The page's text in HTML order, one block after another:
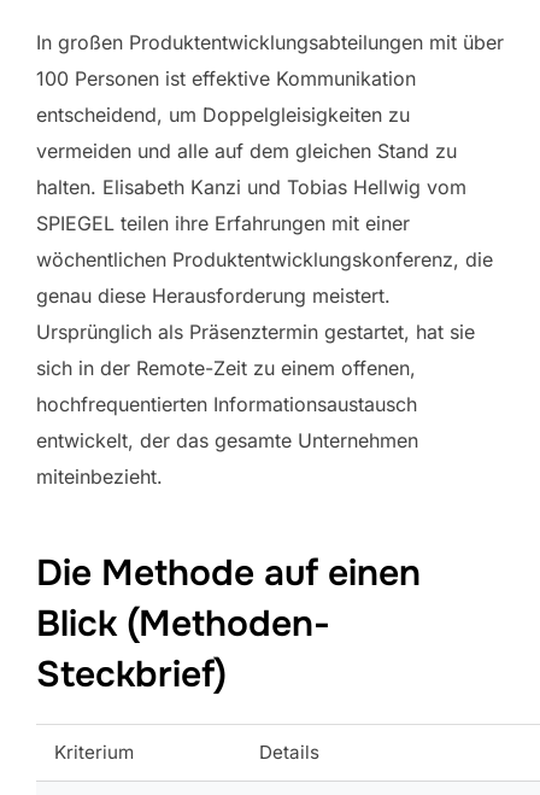
In großen Produktentwicklungsabteilungen mit über
100 Personen ist effektive Kommunikation
entscheidend, um Doppelgleisigkeiten zu
vermeiden und alle auf dem gleichen Stand zu
halten. Elisabeth Kanzi und Tobias Hellwig vom
SPIEGEL teilen ihre Erfahrungen mit einer
wöchentlichen Produktentwicklungskonferenz, die
genau diese Herausforderung meistert.
Ursprünglich als Präsenztermin gestartet, hat sie
sich in der Remote-Zeit zu einem offenen,
hochfrequentierten Informationsaustausch
entwickelt, der das gesamte Unternehmen
miteinbezieht.
Die Methode auf einen
Blick (Methoden-
Steckbrief)
Kriterium Details